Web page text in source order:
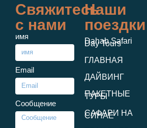
Свяжитесь
с нами
имя
Email
Сообщение
Наши
поездки
Dahab Safari
Day Tours
ГЛАВНАЯ
ДАЙВИНГ
ПАКЕТНЫЕ
ТУРЫ
САФАРИ НА
СИНАЕ